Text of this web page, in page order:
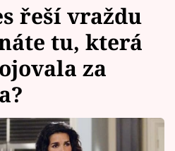
řeší vraždu
tu, která
za